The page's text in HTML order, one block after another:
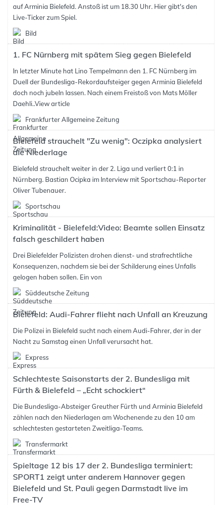
auf Arminia Bielefeld. Anstoß ist um 18.30 Uhr. Hier gibt's den
Live-Ticker zum Spiel.
Bild
1. FC Nürnberg mit spätem Sieg gegen Bielefeld
In letzter Minute hat Lino Tempelmann den 1. FC Nürnberg im
Duell der Bundesliga-Rekordaufsteiger gegen Arminia Bielefeld
doch noch jubeln lassen. Nach einem Freistoß von Mats Möller
Daehli..View article
Frankfurter Allgemeine Zeitung
Bielefeld strauchelt "Zu wenig": Oczipka analysiert
die Niederlage
Bielefeld strauchelt weiter in der 2. Liga und verliert 0:1 in
Nürnberg. Bastian Ocipka im Interview mit Sportschau-Reporter
Oliver Tubenauer.
Sportschau
Kriminalität - Bielefeld:Video: Beamte sollen Einsatz
falsch geschildert haben
Drei Bielefelder Polizisten drohen dienst- und strafrechtliche
Konsequenzen, nachdem sie bei der Schilderung eines Unfalls
gelogen haben sollen. Ein von
Süddeutsche Zeitung
Bielefeld: Audi-Fahrer flieht nach Unfall an Kreuzung
Die Polizei in Bielefeld sucht nach einem Audi-Fahrer, der in der
Nacht zu Samstag einen Unfall verursacht hat.
Express
Schlechteste Saisonstarts der 2. Bundesliga mit
Fürth & Bielefeld – „Echt schockiert“
Die Bundesliga-Absteiger Greuther Fürth und Arminia Bielefeld
zählen nach den Niederlagen am Wochenende zu den 10 am
schlechtesten gestarteten Zweitliga-Teams.
Transfermarkt
Spieltage 12 bis 17 der 2. Bundesliga terminiert:
SPORT1 zeigt unter anderem Hannover gegen
Bielefeld und St. Pauli gegen Darmstadt live im
Free-TV